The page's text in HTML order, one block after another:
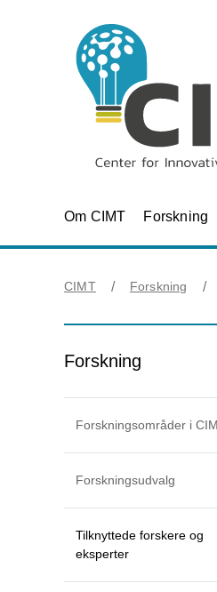
Om CIMT Forskning
CIMT Forskning
Forskning
Forskningsområder i
Forskningsudvalg
Tilknyttede forskere og
eksperter